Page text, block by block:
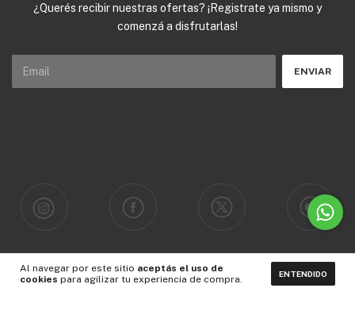
Al navegar por este sitio aceptás el uso de
cookies para agilizar tu experiencia de compra. ENTENDIDO
¿Querés recibir nuestras ofertas? ¡Registrate ya mismo y
comenzá a disfrutarlas!